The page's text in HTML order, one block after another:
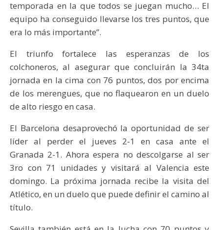
temporada en la que todos se juegan mucho… El
equipo ha conseguido llevarse los tres puntos, que
era lo más importante”.
El triunfo fortalece las esperanzas de los
colchoneros, al asegurar que concluirán la 34ta
jornada en la cima con 76 puntos, dos por encima
de los merengues, que no flaquearon en un duelo
de alto riesgo en casa.
El Barcelona desaprovechó la oportunidad de ser
líder al perder el jueves 2-1 en casa ante el
Granada 2-1. Ahora espera no descolgarse al ser
3ro con 71 unidades y visitará al Valencia este
domingo. La próxima jornada recibe la visita del
Atlético, en un duelo que puede definir el camino al
título.